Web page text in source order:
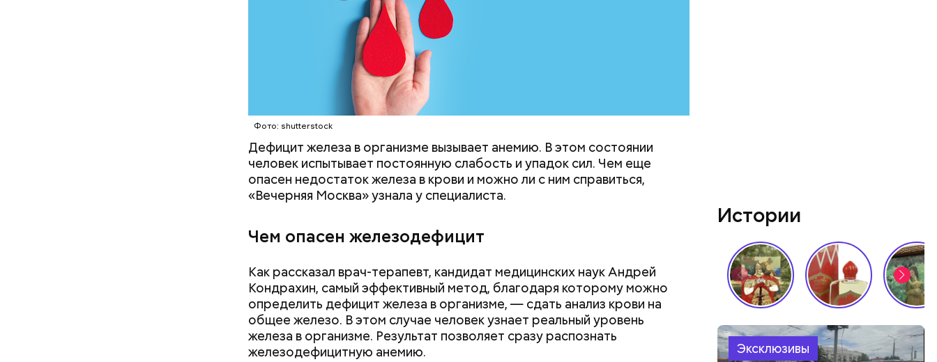
Фото: shutterstock
Дефицит железа в организме вызывает анемию. В этом состоянии
человек испытывает постоянную слабость и упадок сил. Чем еще
опасен недостаток железа в крови и можно ли с ним справиться,
«Вечерняя Москва» узнала у специалиста.
Чем опасен железодефицит
Как рассказал врач-терапевт, кандидат медицинских наук Андрей
Кондрахин, самый эффективный метод, благодаря которому можно
определить дефицит железа в организме, — сдать анализ крови на
общее железо. В этом случае человек узнает реальный уровень
железа в организме. Результат позволяет сразу распознать
железодефицитную анемию.
Однако диетолог предупредила: не для всех дыня может быть
полезна. В первую очередь ее стоит есть с осторожностью людям:
— Наиболее распространенные борщ, щи, котлеты, салаты, лаваш с
творогом и сыром, пироги, омлет, запеканка. Щавеля там везде
используется немного, поэтому никакого вреда от него не будет. Чем
исключает вероятность возникновения дефицитов микроэлементов, —
Истории
Эксклюзивы